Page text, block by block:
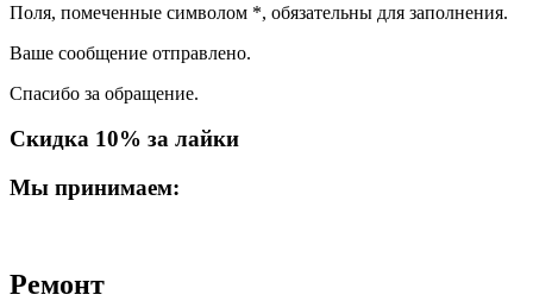
Поля, помеченные символом *, обязательны для заполнения.
Ваше сообщение отправлено.
Спасибо за обращение.
Скидка 10% за лайки
Мы принимаем:
Ремонт